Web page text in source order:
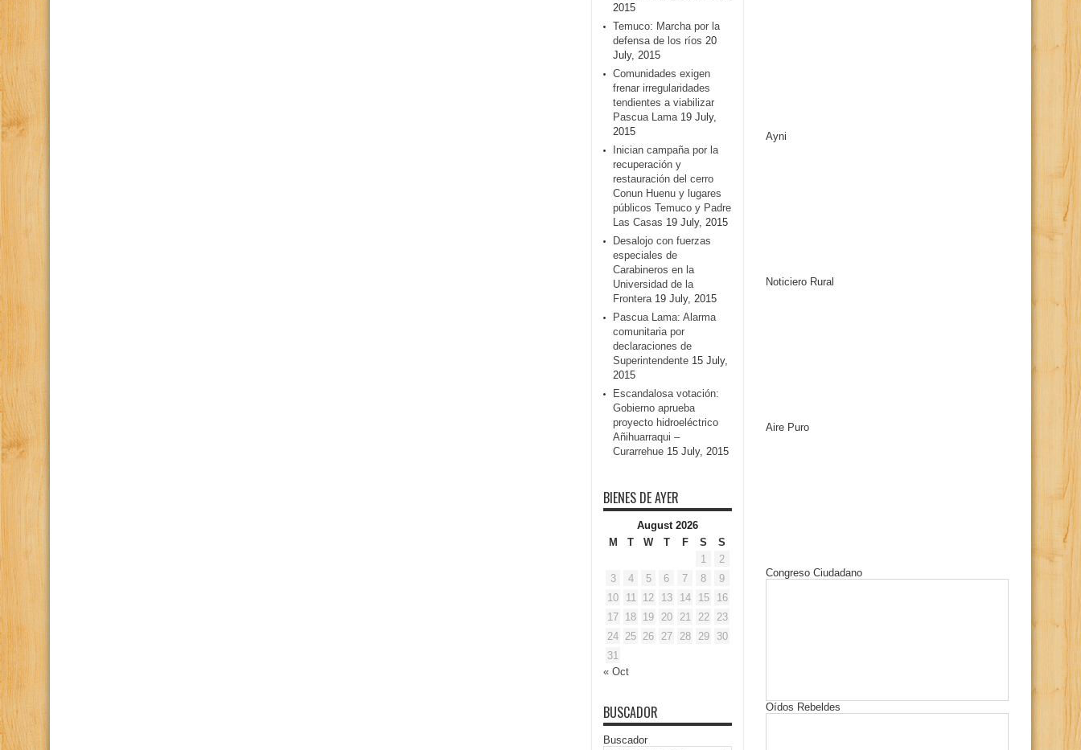
2015
Temuco: Marcha por la
defensa de los ríos 20
July, 2015
Comunidades exigen
frenar irregularidades
tendientes a viabilizar
Pascua Lama 19 July,
2015
Inician campaña por la
recuperación y
restauración del cerro
Conun Huenu y lugares
públicos Temuco y Padre
Las Casas 19 July, 2015
Desalojo con fuerzas
especiales de
Carabineros en la
Universidad de la
Frontera 19 July, 2015
Pascua Lama: Alarma
comunitaria por
declaraciones de
Superintendente 15 July,
2015
Escandalosa votación:
Gobierno aprueba
proyecto hidroeléctrico
Añihuarraqui –
Curarrehue 15 July, 2015
BIENES DE AYER
August 2026
M
T W T F S
S
1
2
3
4 5 6 7 8
9
10
11 12 13 14 15
16
17 18 19 20 21 22
23
24 25 26 27 28 29
30
31
« Oct
BUSCADOR
Buscador
Ayni
Noticiero Rural
Aire Puro
Congreso Ciudadano
Oídos Rebeldes